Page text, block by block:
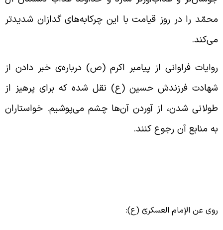
را در روز قیامت با این چرکابه‌های گدازان شدیدتر
فراوانی از پیامبر اکرم (ص) درباره‌ی خبر دادن از
فرزندش حسین (ع) نقل شده که برای پرهیز از
شدن، از آوردن آن‌ها چشم می‌پوشیم. خواستاران
منابع آن رجوع کنند.
عن الإمام العسکریّ (ع):